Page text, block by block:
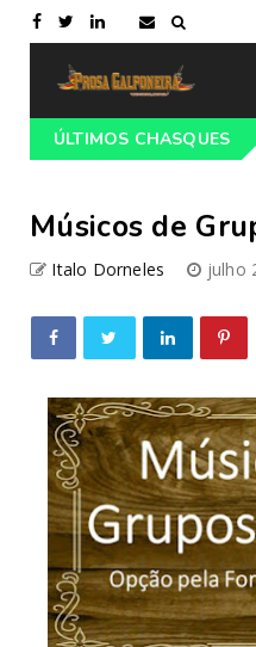
ÚLTIMOS CHASQUES
do 68º Congresso
Músicos de
Italo Dorneles julho